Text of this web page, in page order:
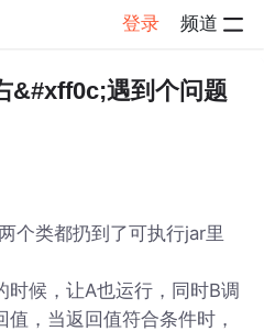
登录 频道
详情
&#xff0c;遇到个问题
个类都扔到了可执行jar里
时候，让A也运行，同时B调
，当返回值符合条件时，